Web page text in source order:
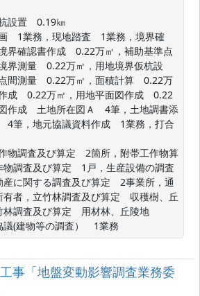
設置　0.19㎞
　1業務，現地踏査　1業務，境界確
界確認書作成　0.22万㎡，補助基準点
界測量　0.22万㎡，用地境界仮杭設
間測量　0.22万㎡，面積計算　0.22万
成　0.22万㎡，用地平面図作成　0.22
作成　土地所在図Ａ　4筆，土地調書添
4筆，地元協議資料作成　1業務，打合
物調査及び算定　2箇所，附帯工作物算
調査及び算定　1戸，生産設備の調査
に関する調査及び算定　2事業所，通
者，立竹林調査及び算定　収穫樹、丘
調査及び算定　用材林、丘陵地
(建物等の調査）　1業務
事「地盤変動影響調査業務委